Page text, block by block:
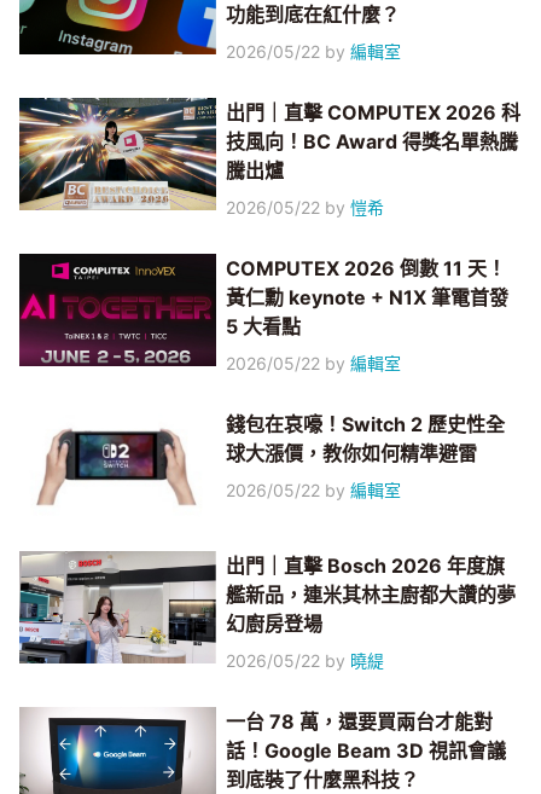
功能到底在紅什麼？
2026/05/22 by編輯室
出門｜直擊 COMPUTEX 2026 科
技風向！BC Award 得獎名單熱騰
騰出爐
2026/05/22 by愷希
COMPUTEX 2026 倒數 11 天！
黃仁勳 keynote + N1X 筆電首發
5 大看點
2026/05/22 by編輯室
錢包在哀嚎！Switch 2 歷史性全
球大漲價，教你如何精準避雷
2026/05/22 by編輯室
出門｜直擊 Bosch 2026 年度旗
艦新品，連米其林主廚都大讚的夢
幻廚房登場
2026/05/22 by 曉緹
一台 78 萬，還要買兩台才能對
話！Google Beam 3D 視訊會議
到底裝了什麼黑科技？